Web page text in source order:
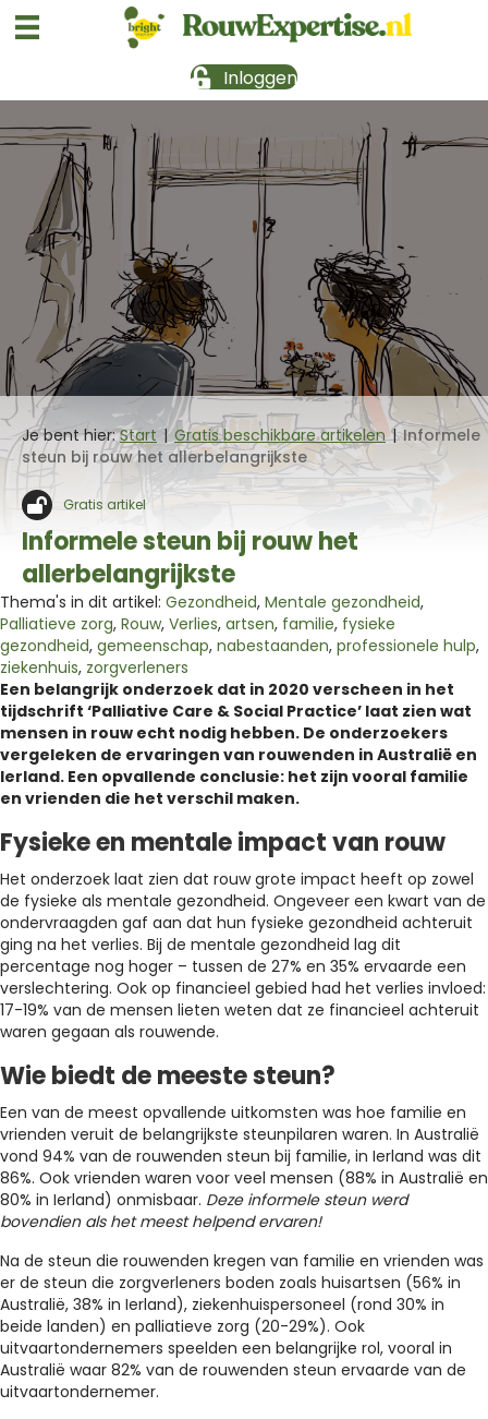
Inloggen
Je bent hier: Start |Gratis beschikbare artikelen|Informele
steun bij rouw het allerbelangrijkste
Gratis artikel
Informele steun bij rouw het
allerbelangrijkste
Thema's in dit artikel: Gezondheid, Mentale gezondheid,
Palliatieve zorg, Rouw, Verlies, artsen, familie, fysieke
gezondheid, gemeenschap, nabestaanden, professionele hulp,
ziekenhuis, zorgverleners
Een belangrijk onderzoek dat in 2020 verscheen in het
tijdschrift ‘Palliative Care & Social Practice’ laat zien wat
mensen in rouw echt nodig hebben. De onderzoekers
vergeleken de ervaringen van rouwenden in Australië en
Ierland. Een opvallende conclusie: het zijn vooral familie
en vrienden die het verschil maken.
Fysieke en mentale impact van rouw
Het onderzoek laat zien dat rouw grote impact heeft op zowel
de fysieke als mentale gezondheid. Ongeveer een kwart van de
ondervraagden gaf aan dat hun fysieke gezondheid achteruit
ging na het verlies. Bij de mentale gezondheid lag dit
percentage nog hoger – tussen de 27% en 35% ervaarde een
verslechtering. Ook op financieel gebied had het verlies invloed:
17-19% van de mensen lieten weten dat ze financieel achteruit
waren gegaan als rouwende.
Wie biedt de meeste steun?
Een van de meest opvallende uitkomsten was hoe familie en
vrienden veruit de belangrijkste steunpilaren waren. In Australië
vond 94% van de rouwenden steun bij familie, in Ierland was dit
86%. Ook vrienden waren voor veel mensen (88% in Australië en
80% in Ierland) onmisbaar. Deze informele steun werd
bovendien als het meest helpend ervaren!
Na de steun die rouwenden kregen van familie en vrienden was
er de steun die zorgverleners boden zoals huisartsen (56% in
Australië, 38% in Ierland), ziekenhuispersoneel (rond 30% in
beide landen) en palliatieve zorg (20-29%). Ook
uitvaartondernemers speelden een belangrijke rol, vooral in
Australië waar 82% van de rouwenden steun ervaarde van de
uitvaartondernemer.